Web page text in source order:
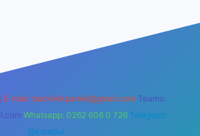
E-mail: backlinkpaneli@gmail.com Teams:
Whatsapp: 0262 606 0 726 Telegram:
@karabul